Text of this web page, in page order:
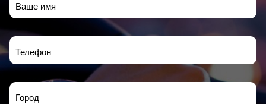
Ваше имя
Телефон
Город